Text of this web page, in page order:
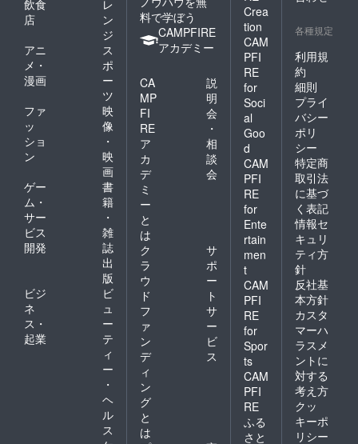
飲食
店
レ
ン
ジ
アニ
メ・
漫画
ス
ポ
ー
ツ
ファ
ッ
ショ
ン
映
像
・
映
画
ゲー
ム・
サー
ビス
開発
書
籍
・
雑
誌
出
版
ビジ
ネ
ス・
起業
ビ
ュ
ー
テ
ィ
ー
・
ヘ
ル
ス
料で学ぼう
CAMPFIRE
アカデミー
CA
MP
FI
RE
ア
カ
デ
ミ
ー
と
は
説
明
会
・
相
談
会
ク
ラ
ウ
ド
フ
ァ
ン
デ
ィ
ン
グ
と
は
サ
ポ
ー
ト
サ
ー
ビ
ス
Crea
tion
CAM
PFI
RE
for
Soci
al
Goo
d
CAM
PFI
RE
for
Ente
rtain
men
t
CAM
PFI
RE
for
Spor
ts
CAM
PFI
RE
ふる
さと
各種規定
利用規
約
細則
プライ
バシー
ポリ
シー
特定商
取引法
に基づ
く表記
情報セ
キュリ
ティ方
針
反社基
本方針
カスタ
マーハ
ラスメ
ントに
対する
考え方
クッ
キーポ
リシー